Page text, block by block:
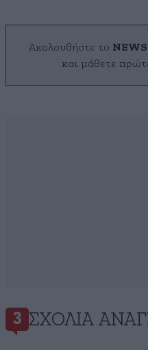
Ακολουθήστε το
και μάθετε
3 ΣΧΌΛΙΑ